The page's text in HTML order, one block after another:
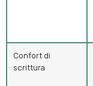
Confort di
scrittura